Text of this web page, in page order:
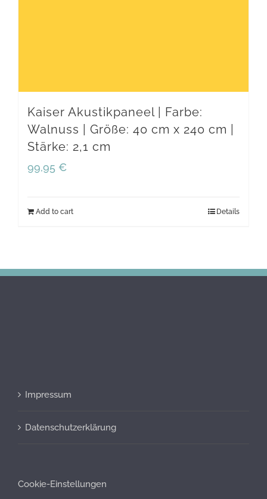
Kaiser Akustikpaneel | Farbe:
Walnuss | Größe: 40 cm x 240 cm |
Stärke: 2,1 cm
99,95 €
Add to cart Details
Impressum
Datenschutzerklärung
Cookie-Einstellungen